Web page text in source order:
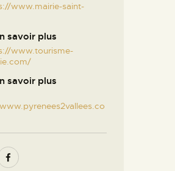
www.mairie-saint-
savoir plus
www.tourisme-
savoir plus